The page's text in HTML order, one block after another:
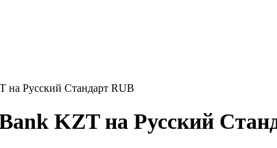
на Русский Стандарт RUB
KZT на Русский